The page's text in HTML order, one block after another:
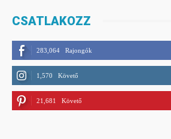
CSATLAKOZZ
283,064 Rajongók
1,570 Követő
21,681 Követő